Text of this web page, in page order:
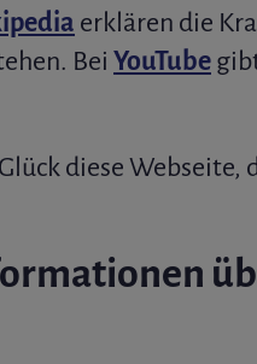
erklären die
Bei YouTube
diese Webseite,